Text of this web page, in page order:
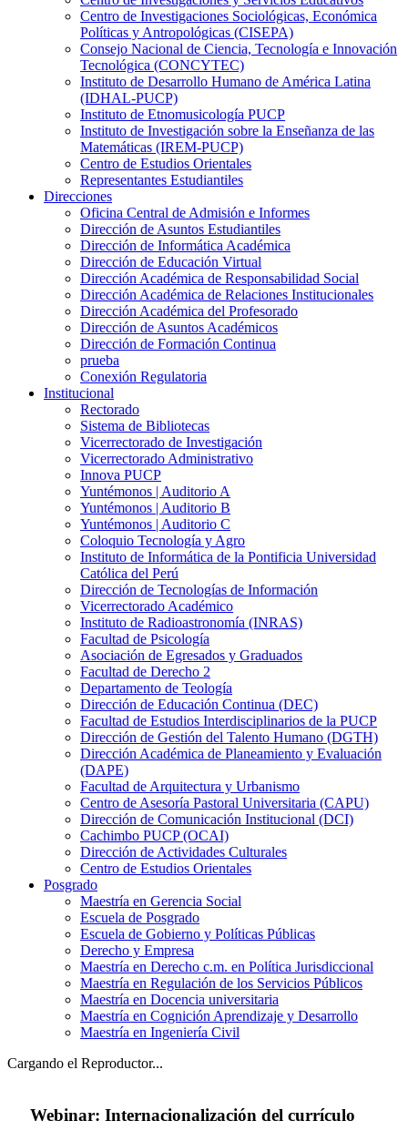
Centro de Investigaciones Sociológicas, Económica
Políticas y Antropológicas (CISEPA)
Consejo Nacional de Ciencia, Tecnología e Innovación
Tecnológica (CONCYTEC)
Instituto de Desarrollo Humano de América Latina
(IDHAL-PUCP)
Instituto de Etnomusicología PUCP
Instituto de Investigación sobre la Enseñanza de las
Matemáticas (IREM-PUCP)
Centro de Estudios Orientales
Representantes Estudiantiles
Direcciones
Oficina Central de Admisión e Informes
Dirección de Asuntos Estudiantiles
Dirección de Informática Académica
Dirección de Educación Virtual
Dirección Académica de Responsabilidad Social
Dirección Académica de Relaciones Institucionales
Dirección Académica del Profesorado
Dirección de Asuntos Académicos
Dirección de Formación Continua
prueba
Conexión Regulatoria
Institucional
Rectorado
Sistema de Bibliotecas
Vicerrectorado de Investigación
Vicerrectorado Administrativo
Innova PUCP
Yuntémonos | Auditorio A
Yuntémonos | Auditorio B
Yuntémonos | Auditorio C
Coloquio Tecnología y Agro
Instituto de Informática de la Pontificia Universidad
Católica del Perú
Dirección de Tecnologías de Información
Vicerrectorado Académico
Instituto de Radioastronomía (INRAS)
Facultad de Psicología
Asociación de Egresados y Graduados
Facultad de Derecho 2
Departamento de Teología
Dirección de Educación Continua (DEC)
Facultad de Estudios Interdisciplinarios de la PUCP
Dirección de Gestión del Talento Humano (DGTH)
Dirección Académica de Planeamiento y Evaluación
(DAPE)
Facultad de Arquitectura y Urbanismo
Centro de Asesoría Pastoral Universitaria (CAPU)
Dirección de Comunicación Institucional (DCI)
Cachimbo PUCP (OCAI)
Dirección de Actividades Culturales
Centro de Estudios Orientales
Posgrado
Maestría en Gerencia Social
Escuela de Posgrado
Escuela de Gobierno y Políticas Públicas
Derecho y Empresa
Maestría en Derecho c.m. en Política Jurisdiccional
Maestría en Regulación de los Servicios Públicos
Maestría en Docencia universitaria
Maestría en Cognición Aprendizaje y Desarrollo
Maestría en Ingeniería Civil
Cargando el Reproductor...
Webinar: Internacionalización del currículo